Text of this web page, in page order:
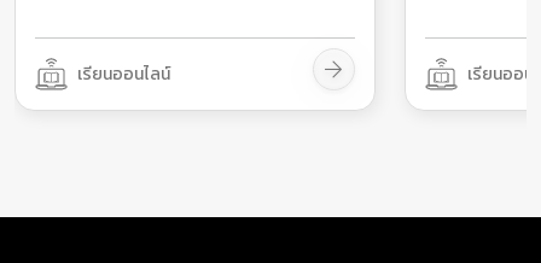
2. ด้านการบริการ (Service) พัฒนามาตรฐานและคุณภาพการให้
บริการทางการแพทย์จีโนมิกส์ เพื่อเตรียมความพร้อมในการให้
บริการในระบบประกันสุขภาพของไทย ซึ่งรวมถึงการจัดทำแนวทาง
และการจัดการข้อมูล ซึ่งรวมถึงการพัฒนาบุคลากร ด้านชีว
เรียนออนไลน์ เรียนออน